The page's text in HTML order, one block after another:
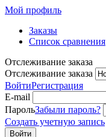
Мой профиль
Заказы
Список сравнения
Отслеживание заказа
Отслеживание заказа
ВойтиРегистрация
E-mail
ПарольЗабыли пароль?
Создать учетную запись
Войти